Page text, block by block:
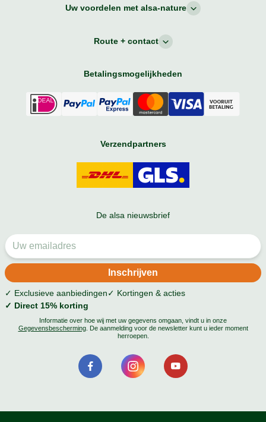
Uw voordelen met alsa-nature
Route + contact
Betalingsmogelijkheden
Verzendpartners
De alsa nieuwsbrief
✓ Exclusieve aanbiedingen✓ Kortingen & acties
✓ Direct 15% korting
Informatie over hoe wij met uw gegevens omgaan, vindt u in onze
Gegevensbescherming. De aanmelding voor de newsletter kunt u ieder moment
herroepen.